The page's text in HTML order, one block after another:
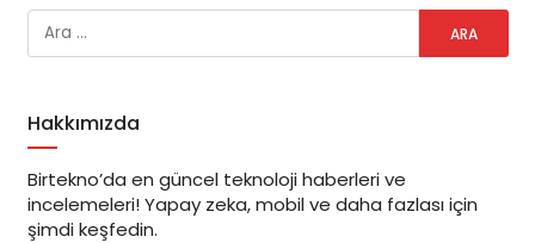
Hakkımızda
Birtekno’da en güncel teknoloji haberleri ve
incelemeleri! Yapay zeka, mobil ve daha fazlası için
şimdi keşfedin.